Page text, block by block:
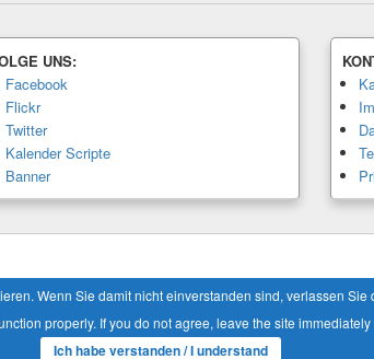
UNS:
Facebook
Flickr
Twitter
Kalender Scripte
Banner
Wenn Sie damit nicht einverstanden sind, verlassen
properly. If you do not agree, leave the site
Ich habe verstanden / I understand